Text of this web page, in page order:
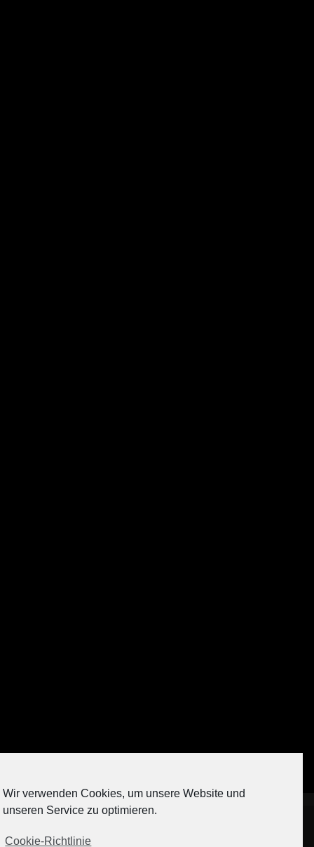
[contact-form-7 404 "Nicht gefunden"]
Wir verwenden Cookies, um unsere Website und
unseren Service zu optimieren.
Cookie-Richtlinie